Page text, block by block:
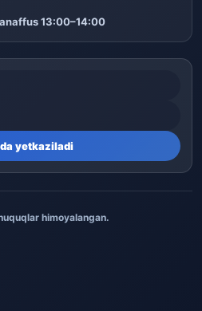
13:00–14:00
yetkaziladi
himoyalangan.